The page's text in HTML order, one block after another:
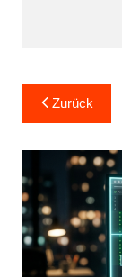
Zurück